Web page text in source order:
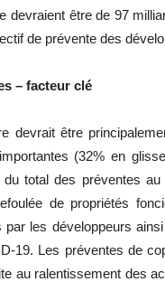
devraient être de 97
de prévente des
– facteur clé
devrait être
importantes (32% en
du total des préventes au
de propriétés
les développeurs
19. Les préventes de
au ralentissement des